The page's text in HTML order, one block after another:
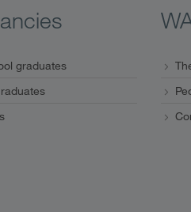
graduates